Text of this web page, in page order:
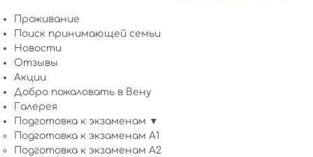
Проживание
Поиск принимающей семьи
Новости
Отзывы
Акции
Добро пожаловать в Вену
Галерея
Подготовка к экзаменам ▼
Подготовка к экзаменам A1
Подготовка к экзаменам A2